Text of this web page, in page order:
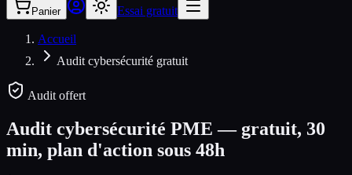
Panier Essai gratuit
Accueil
Audit cybersécurité gratuit
Audit offert
Audit cybersécurité PME — gratuit, 30
min, plan d'action sous 48h